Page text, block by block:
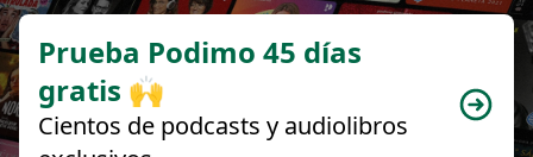
Prueba Podimo 45 días
gratis 🙌
Cientos de podcasts y audiolibros